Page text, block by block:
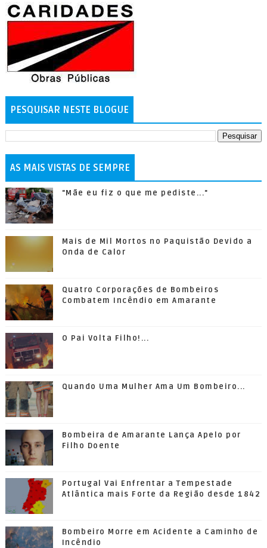
PESQUISAR NESTE BLOGUE
AS MAIS VISTAS DE SEMPRE
"Mãe eu fiz o que me pediste..."
Mais de Mil Mortos no Paquistão Devido a
Onda de Calor
Quatro Corporações de Bombeiros
Combatem Incêndio em Amarante
O Pai Volta Filho!...
Quando Uma Mulher Ama Um Bombeiro...
Bombeira de Amarante Lança Apelo por
Filho Doente
Portugal Vai Enfrentar a Tempestade
Atlântica mais Forte da Região desde 1842
Bombeiro Morre em Acidente a Caminho de
Incêndio